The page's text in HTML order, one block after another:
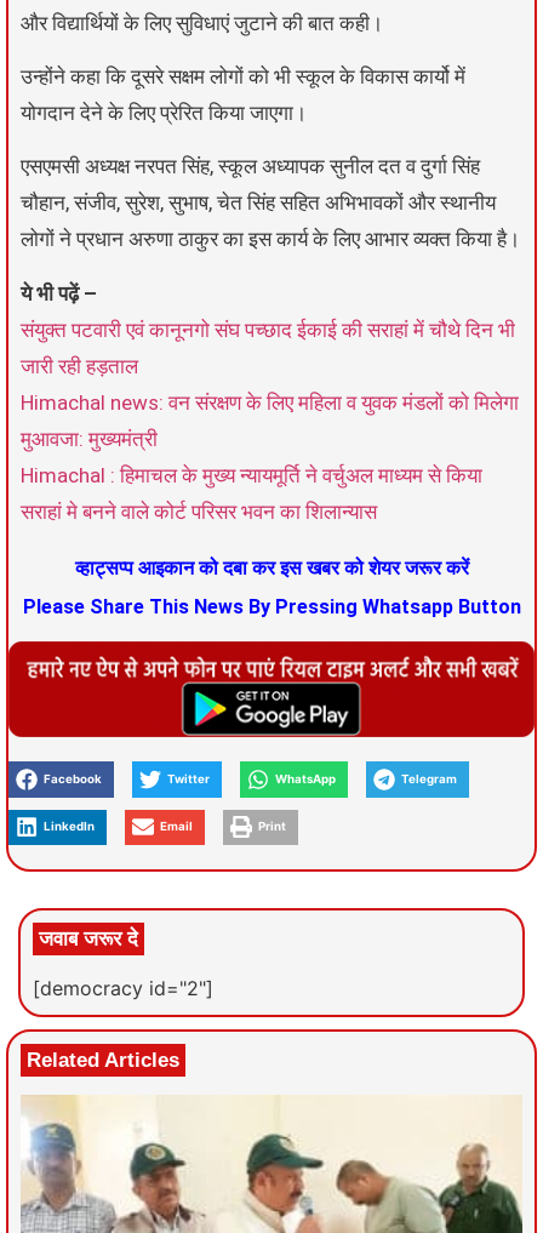
और विद्यार्थियों के लिए सुविधाएं जुटाने की बात कही।
उन्होंने कहा कि दूसरे सक्षम लोगों को भी स्कूल के विकास कार्यो में
योगदान देने के लिए प्रेरित किया जाएगा।
एसएमसी अध्यक्ष नरपत सिंह, स्कूल अध्यापक सुनील दत व दुर्गा सिंह
चौहान, संजीव, सुरेश, सुभाष, चेत सिंह सहित अभिभावकों और स्थानीय
लोगों ने प्रधान अरुणा ठाकुर का इस कार्य के लिए आभार व्यक्त किया है।
ये भी पढ़ें –
संयुक्त पटवारी एवं कानूनगो संघ पच्छाद ईकाई की सराहां में चौथे दिन भी
जारी रही हड़ताल
Himachal news: वन संरक्षण के लिए महिला व युवक मंडलों को मिलेगा
मुआवजा: मुख्यमंत्री
Himachal : हिमाचल के मुख्य न्यायमूर्ति ने वर्चुअल माध्यम से किया
सराहां मे बनने वाले कोर्ट परिसर भवन का शिलान्यास
व्हाट्सप्प आइकान को दबा कर इस खबर को शेयर जरूर करें
Please Share This News By Pressing Whatsapp Button
Facebook Twitter WhatsApp Telegram
LinkedIn Email Print
जवाब जरूर दे
[democracy id="2"]
Related Articles